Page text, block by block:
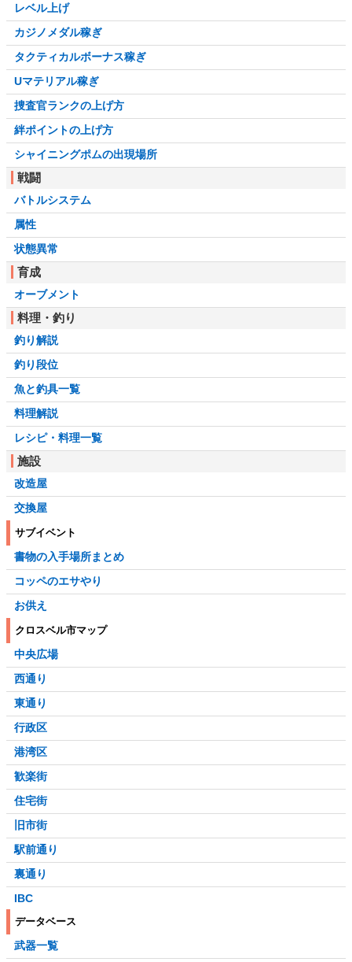
レベル上げ
カジノメダル稼ぎ
タクティカルボーナス稼ぎ
Uマテリアル稼ぎ
捜査官ランクの上げ方
絆ポイントの上げ方
シャイニングポムの出現場所
戦闘
バトルシステム
属性
状態異常
育成
オーブメント
料理・釣り
釣り解説
釣り段位
魚と釣具一覧
料理解説
レシピ・料理一覧
施設
改造屋
交換屋
サブイベント
書物の入手場所まとめ
コッペのエサやり
お供え
クロスベル市マップ
中央広場
西通り
東通り
行政区
港湾区
歓楽街
住宅街
旧市街
駅前通り
裏通り
IBC
データベース
武器一覧